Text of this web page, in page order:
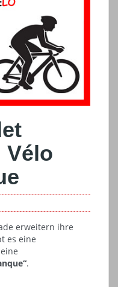
Vélo
erweitern ihre
es eine
.